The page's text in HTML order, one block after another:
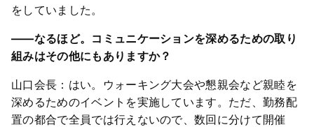
をしていました。
――なるほど。コミュニケーションを深めるための取り
組みはその他にもありますか？
山口会長：はい。ウォーキング大会や懇親会など親睦を
深めるためのイベントを実施しています。ただ、勤務配
置の都合で全員では行えないので、数回に分けて開催